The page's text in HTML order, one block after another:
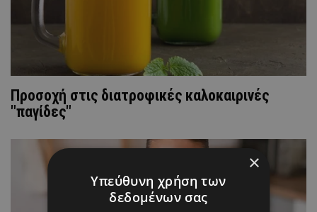
Προσοχή στις διατροφικές καλοκαιρινές
"παγίδες"
×
Υπεύθυνη χρήση των
δεδομένων σας